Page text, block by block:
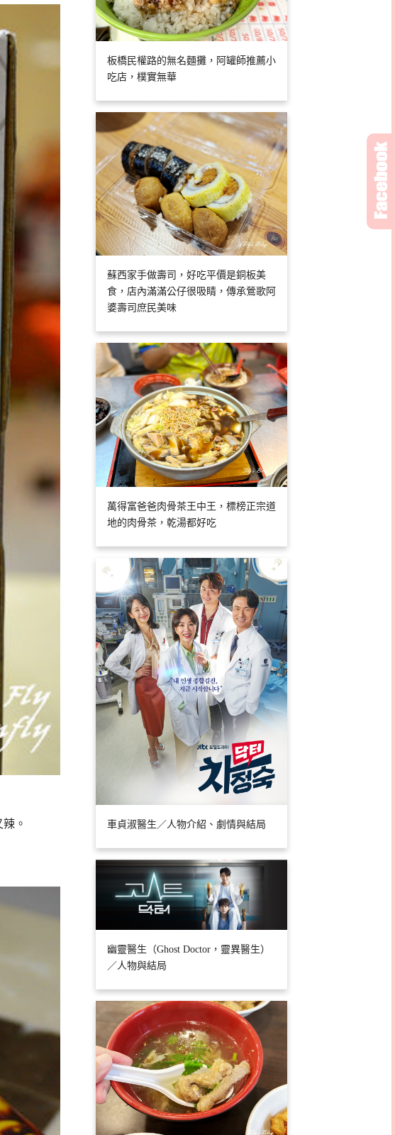
。
板橋民權路的無名麵攤，阿罐師推薦小
吃店，樸實無華
蘇西家手做壽司，好吃平價是銅板美
食，店內滿滿公仔很吸睛，傳承鶯歌阿
婆壽司庶民美味
萬得富爸爸肉骨茶王中王，標榜正宗道
地的肉骨茶，乾湯都好吃
車貞淑醫生／人物介紹、劇情與結局
幽靈醫生（Ghost Doctor，靈異醫生）
／人物與結局